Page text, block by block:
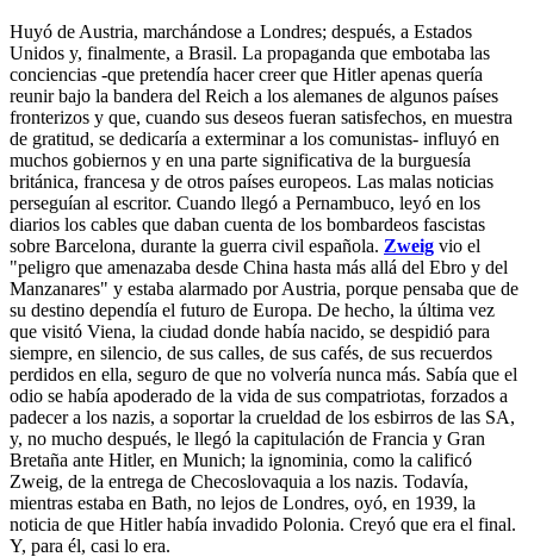
Huyó de Austria, marchándose a Londres; después, a Estados
Unidos y, finalmente, a Brasil. La propaganda que embotaba las
conciencias -que pretendía hacer creer que Hitler apenas quería
reunir bajo la bandera del Reich a los alemanes de algunos países
fronterizos y que, cuando sus deseos fueran satisfechos, en muestra
de gratitud, se dedicaría a exterminar a los comunistas- influyó en
muchos gobiernos y en una parte significativa de la burguesía
británica, francesa y de otros países europeos. Las malas noticias
perseguían al escritor. Cuando llegó a Pernambuco, leyó en los
diarios los cables que daban cuenta de los bombardeos fascistas
sobre Barcelona, durante la guerra civil española. Zweig vio el
"peligro que amenazaba desde China hasta más allá del Ebro y del
Manzanares" y estaba alarmado por Austria, porque pensaba que de
su destino dependía el futuro de Europa. De hecho, la última vez
que visitó Viena, la ciudad donde había nacido, se despidió para
siempre, en silencio, de sus calles, de sus cafés, de sus recuerdos
perdidos en ella, seguro de que no volvería nunca más. Sabía que el
odio se había apoderado de la vida de sus compatriotas, forzados a
padecer a los nazis, a soportar la crueldad de los esbirros de las SA,
y, no mucho después, le llegó la capitulación de Francia y Gran
Bretaña ante Hitler, en Munich; la ignominia, como la calificó
Zweig, de la entrega de Checoslovaquia a los nazis. Todavía,
mientras estaba en Bath, no lejos de Londres, oyó, en 1939, la
noticia de que Hitler había invadido Polonia. Creyó que era el final.
Y, para él, casi lo era.